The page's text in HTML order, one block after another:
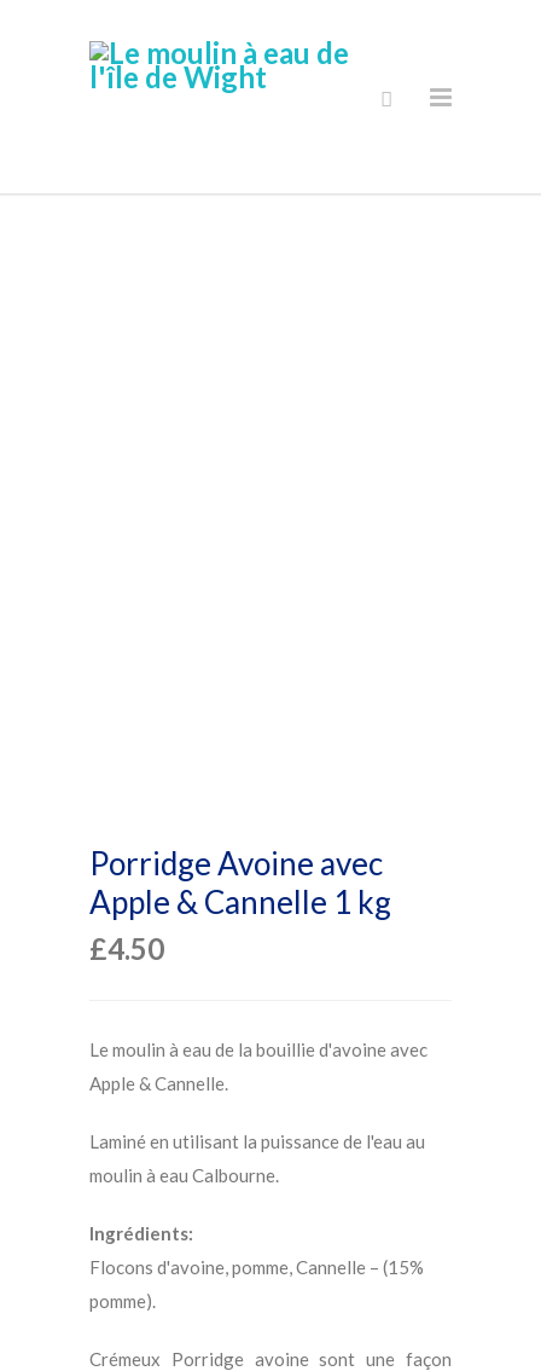
Porridge Avoine avec
Apple & Cannelle 1 kg
£4.50
Le moulin à eau de la bouillie d'avoine avec
Apple & Cannelle.
Laminé en utilisant la puissance de l'eau au
moulin à eau Calbourne.
Ingrédients:
Flocons d'avoine, pomme, Cannelle – (15%
pomme).
Crémeux Porridge avoine sont une façon